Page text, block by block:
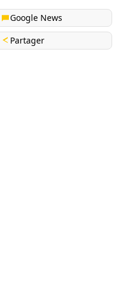
Google News
Partager